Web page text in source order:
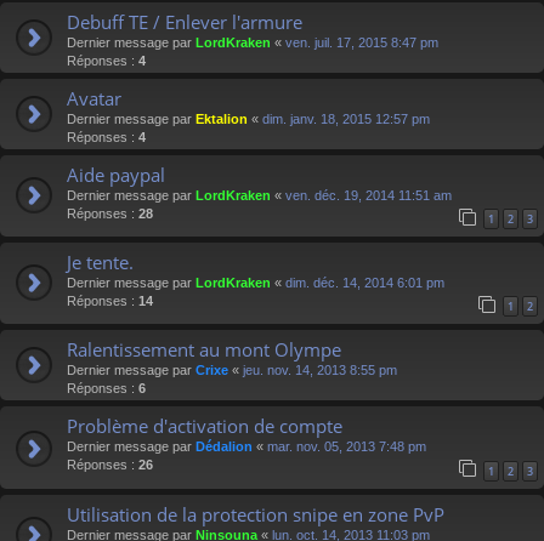
Debuff TE / Enlever l'armure
Dernier message par LordKraken « ven. juil. 17, 2015 8:47 pm
Réponses : 4
Avatar
Dernier message par Ektalion « dim. janv. 18, 2015 12:57 pm
Réponses : 4
Aide paypal
Dernier message par LordKraken « ven. déc. 19, 2014 11:51 am
Réponses : 28 1 2 3
Je tente.
Dernier message par LordKraken « dim. déc. 14, 2014 6:01 pm
Réponses : 14 1 2
Ralentissement au mont Olympe
Dernier message par Crixe « jeu. nov. 14, 2013 8:55 pm
Réponses : 6
Problème d'activation de compte
Dernier message par Dédalion « mar. nov. 05, 2013 7:48 pm
Réponses : 26 1 2 3
Utilisation de la protection snipe en zone PvP
Dernier message par Ninsouna « lun. oct. 14, 2013 11:03 pm